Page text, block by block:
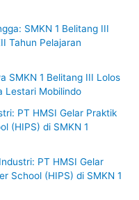
SMKN 1 Belitang III
Tahun Pelajaran
SMKN 1 Belitang III Lolos
Lestari Mobilindo
PT HMSI Gelar Praktik
(HIPS) di SMKN 1
PT HMSI Gelar
School (HIPS) di SMKN 1